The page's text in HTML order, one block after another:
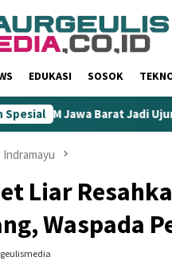
EDUKASI SOSOK
SpesialBarat Jadi Ujung Tombak
Indramayu
Liar
Waspada